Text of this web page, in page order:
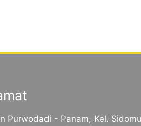
Purwodadi - Panam, Kel.